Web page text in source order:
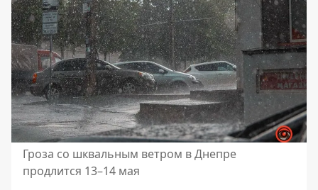
Гроза со шквальным ветром в Днепре
продлится 13–14 мая